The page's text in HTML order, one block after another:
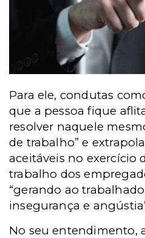
Para ele, condutas
que a pessoa fique
resolver naquele
de trabalho” e
aceitáveis no exercício
trabalho dos
“gerando ao
insegurança e
No seu entendimento,